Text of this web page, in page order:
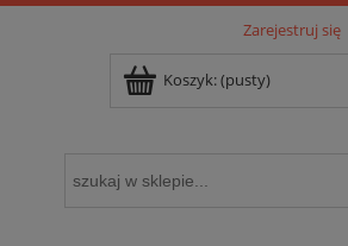
Zarejestruj się
Koszyk:(pusty)